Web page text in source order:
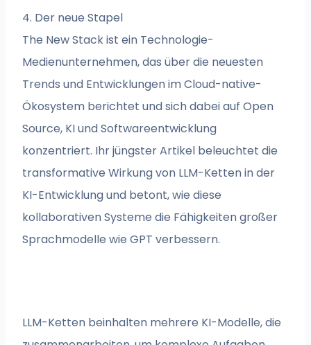
4. Der neue Stapel
The New Stack ist ein Technologie-
Medienunternehmen, das über die neuesten
Trends und Entwicklungen im Cloud-native-
Ökosystem berichtet und sich dabei auf Open
Source, KI und Softwareentwicklung
konzentriert. Ihr jüngster Artikel beleuchtet die
transformative Wirkung von LLM-Ketten in der
KI-Entwicklung und betont, wie diese
kollaborativen Systeme die Fähigkeiten großer
Sprachmodelle wie GPT verbessern.
LLM-Ketten beinhalten mehrere KI-Modelle, die